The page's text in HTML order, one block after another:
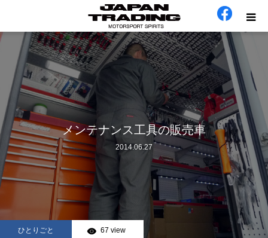
メンテナンス工具の販売車
2014.06.27
ひとりごと 67 view
ホーム
在庫車
会社概要
カテゴリー
工場日誌
お問い合わせ